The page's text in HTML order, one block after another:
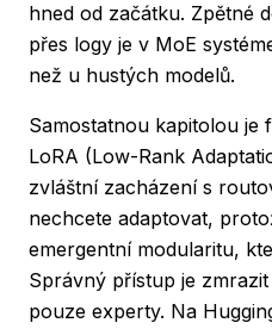
hned od začátku. Zpětné
přes logy je v MoE
než u hustých modelů.
Samostatnou kapitolou je
LoRA (Low-Rank
zvláštní zacházení s
nechcete adaptovat,
emergentní modularitu,
Správný přístup je
pouze experty. Na